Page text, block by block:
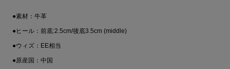
●素材：牛革
●ヒール：前底:2.5cm/後底3.5cm (middle)
●ウィズ：EE相当
●原産国：中国